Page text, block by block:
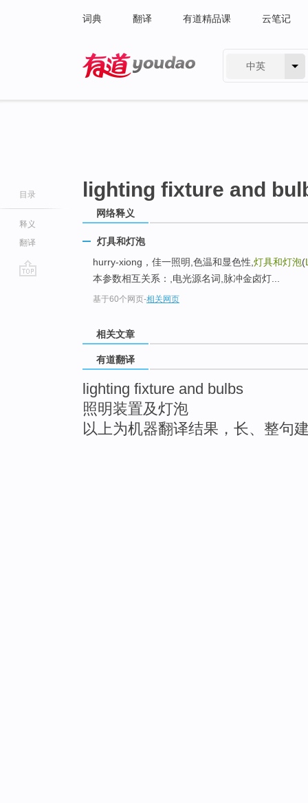
词典 翻译 有道精品课 云笔记
中英
目录
释义
翻译
lighting fixture and
网络释义
灯具和灯泡
hurry-xiong，佳一照明,色温和显色性, 灯具和灯泡(
本参数相互关系：,电光源名词,脉冲金卤灯...
基于60个网页-相关网页
相关文章
有道翻译
lighting fixture and bulbs
照明装置及灯泡
以上为机器翻译结果，长、整句